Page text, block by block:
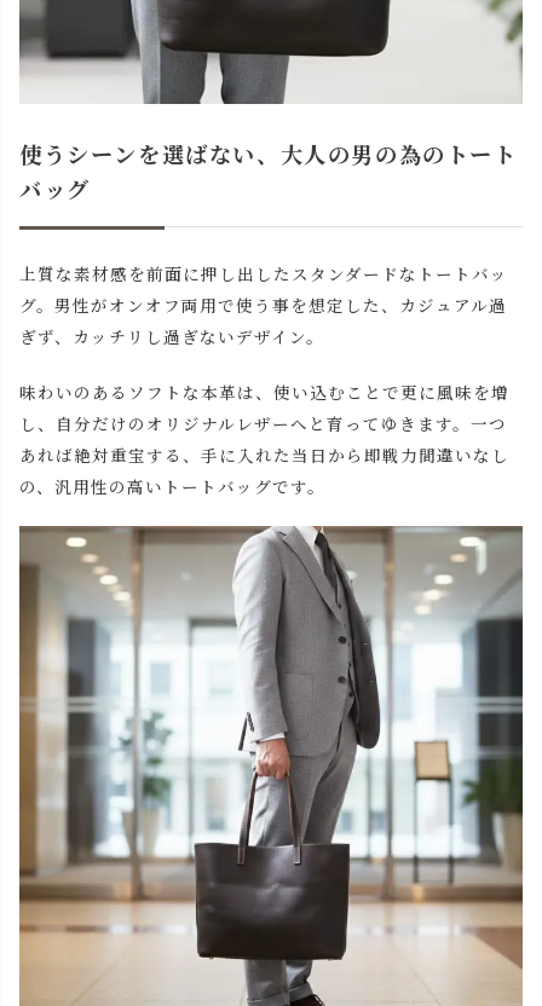
使うシーンを選ばない、大人の男の為のトート
バッグ
上質な素材感を前面に押し出したスタンダードなトートバッ
グ。男性がオンオフ両用で使う事を想定した、カジュアル過
ぎず、カッチリし過ぎないデザイン。
味わいのあるソフトな本革は、使い込むことで更に風味を増
し、自分だけのオリジナルレザーへと育ってゆきます。一つ
あれば絶対重宝する、手に入れた当日から即戦力間違いなし
の、汎用性の高いトートバッグです。